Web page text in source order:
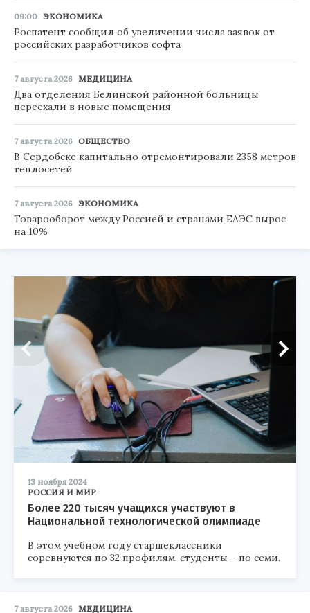
09:00 ЭКОНОМИКА
Роспатент сообщил об увеличении числа заявок от
российских разработчиков софта
7 августа 2026 МЕДИЦИНА
Два отделения Белинской районной больницы
переехали в новые помещения
7 августа 2026 ОБЩЕСТВО
В Сердобске капитально отремонтировали 2358 метров
теплосетей
7 августа 2026 ЭКОНОМИКА
Товарооборот между Россией и странами ЕАЭС вырос
на 10%
13 ноября 2024
РОССИЯ И МИР
Более 220 тысяч учащихся участвуют в
Национальной технологической олимпиаде
В этом учебном году старшеклассники
соревнуются по 32 профилям, студенты – по семи.
7 августа 2026 МЕДИЦИНА